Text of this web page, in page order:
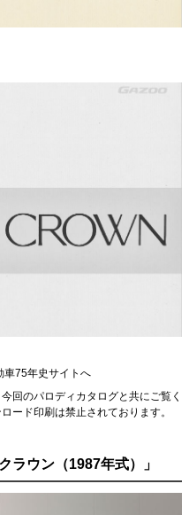
車75年史サイトへ
回のパロディカタログと共にご覧く
ード印刷は禁止されております。
ラウン（1987年式）」